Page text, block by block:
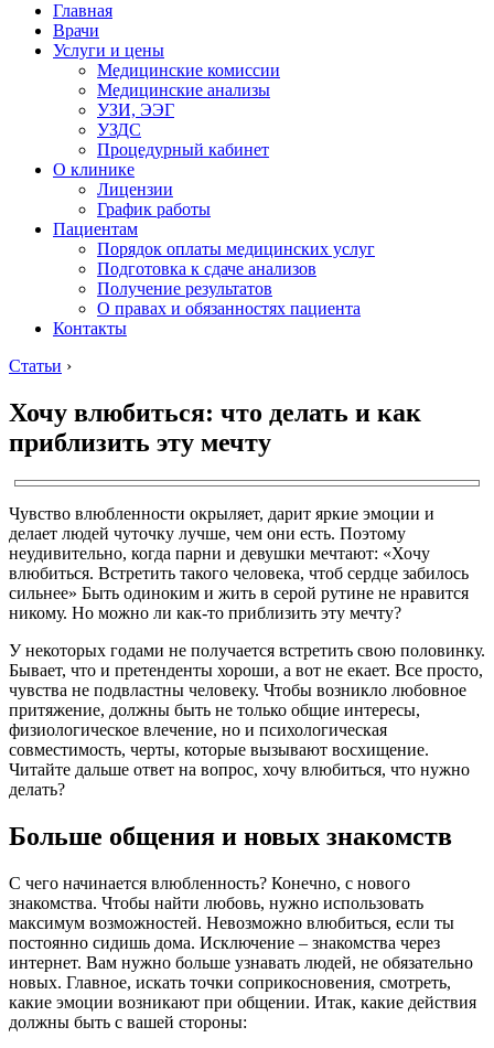
Главная
Врачи
Услуги и цены
Медицинские комиссии
Медицинские анализы
УЗИ, ЭЭГ
УЗДС
Процедурный кабинет
О клинике
Лицензии
График работы
Пациентам
Порядок оплаты медицинских услуг
Подготовка к сдаче анализов
Получение результатов
О правах и обязанностях пациента
Контакты
Статьи ›
Хочу влюбиться: что делать и как
приблизить эту мечту
Чувство влюбленности окрыляет, дарит яркие эмоции и
делает людей чуточку лучше, чем они есть. Поэтому
неудивительно, когда парни и девушки мечтают: «Хочу
влюбиться. Встретить такого человека, чтоб сердце забилось
сильнее» Быть одиноким и жить в серой рутине не нравится
никому. Но можно ли как-то приблизить эту мечту?
У некоторых годами не получается встретить свою половинку.
Бывает, что и претенденты хороши, а вот не екает. Все просто,
чувства не подвластны человеку. Чтобы возникло любовное
притяжение, должны быть не только общие интересы,
физиологическое влечение, но и психологическая
совместимость, черты, которые вызывают восхищение.
Читайте дальше ответ на вопрос, хочу влюбиться, что нужно
делать?
Больше общения и новых знакомств
С чего начинается влюбленность? Конечно, с нового
знакомства. Чтобы найти любовь, нужно использовать
максимум возможностей. Невозможно влюбиться, если ты
постоянно сидишь дома. Исключение – знакомства через
интернет. Вам нужно больше узнавать людей, не обязательно
новых. Главное, искать точки соприкосновения, смотреть,
какие эмоции возникают при общении. Итак, какие действия
должны быть с вашей стороны: